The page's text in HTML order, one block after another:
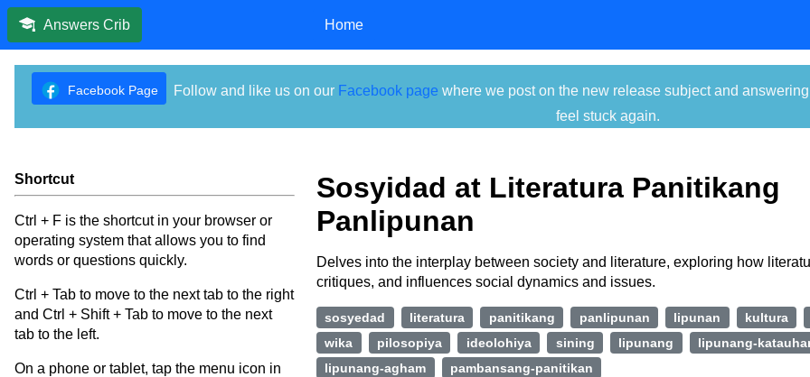
Answers Crib Home
Facebook Page Follow and like us on our Facebook page where we post on the new release subject and
feel stuck again.
Shortcut
Ctrl + F is the shortcut in your browser or
operating system that allows you to find
words or questions quickly.
Ctrl + Tab to move to the next tab to the right
and Ctrl + Shift + Tab to move to the next
tab to the left.
On a phone or tablet, tap the menu icon in
Sosyidad at Literatura Panitikang
Panlipunan
Delves into the interplay between society and literature, exploring how
critiques, and influences social dynamics and issues.
sosyedad literatura panitikang panlipunan lipunan
kultura
wika
pilosopiya ideolohiya sining lipunang
lipunang-
lipunang-agham
pambansang-panitikan